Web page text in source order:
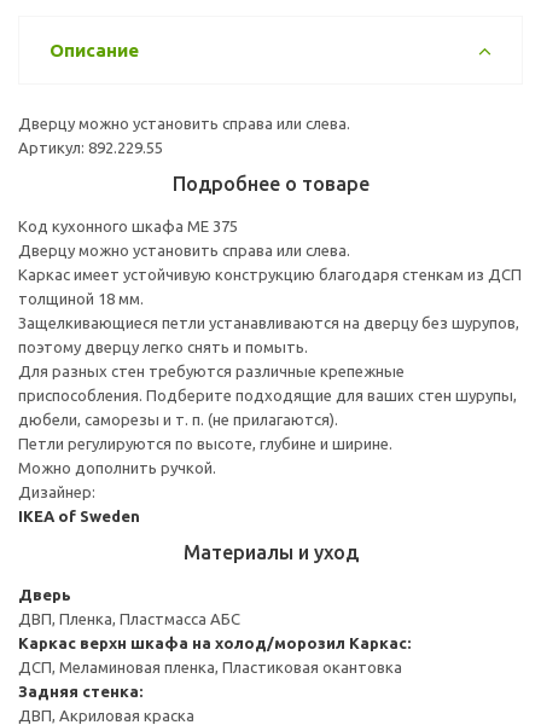
Описание
Дверцу можно установить справа или слева.
Артикул: 892.229.55
Подробнее о товаре
Код кухонного шкафа ME 375
Дверцу можно установить справа или слева.
Каркас имеет устойчивую конструкцию благодаря стенкам из ДСП
толщиной 18 мм.
Защелкивающиеся петли устанавливаются на дверцу без шурупов,
поэтому дверцу легко снять и помыть.
Для разных стен требуются различные крепежные
приспособления. Подберите подходящие для ваших стен шурупы,
дюбели, саморезы и т. п. (не прилагаются).
Петли регулируются по высоте, глубине и ширине.
Можно дополнить ручкой.
Дизайнер:
IKEA of Sweden
Материалы и уход
Дверь
ДВП, Пленка, Пластмасса АБС
Каркас верхн шкафа на холод/морозил Каркас:
ДСП, Меламиновая пленка, Пластиковая окантовка
Задняя стенка:
ДВП, Акриловая краска